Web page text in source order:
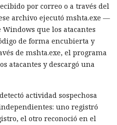
por correo o a través del
archivo ejecutó mshta.exe —
que los atacantes
de forma encubierta y
de mshta.exe, el programa
atacantes y descargó una
actividad sospechosa
uno registró
el otro reconoció en el